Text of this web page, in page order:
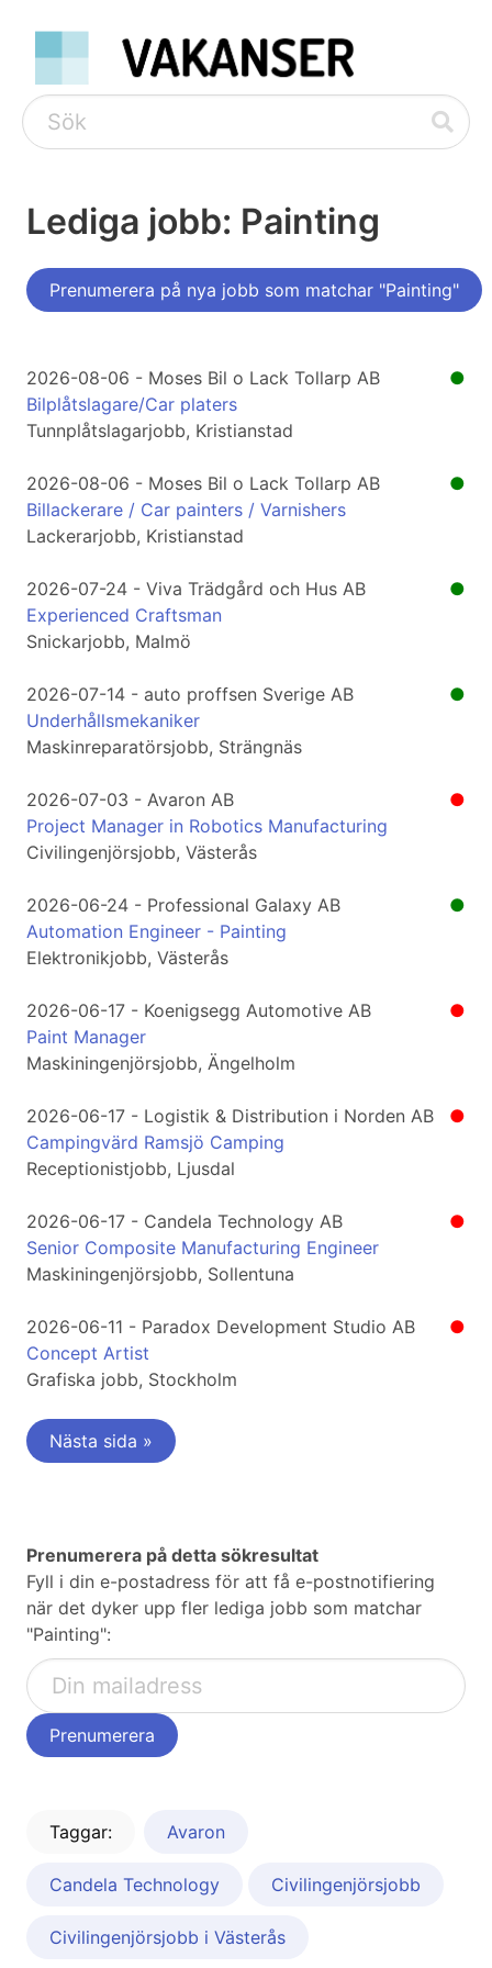
Lediga jobb: Painting
Prenumerera på nya jobb som matchar "Painting"
●
2026-08-06 - Moses Bil o Lack Tollarp AB
Bilplåtslagare/Car platers
Tunnplåtslagarjobb, Kristianstad
●
2026-08-06 - Moses Bil o Lack Tollarp AB
Billackerare / Car painters / Varnishers
Lackerarjobb, Kristianstad
●
2026-07-24 - Viva Trädgård och Hus AB
Experienced Craftsman
Snickarjobb, Malmö
●
2026-07-14 - auto proffsen Sverige AB
Underhållsmekaniker
Maskinreparatörsjobb, Strängnäs
●
2026-07-03 - Avaron AB
Project Manager in Robotics Manufacturing
Civilingenjörsjobb, Västerås
●
2026-06-24 - Professional Galaxy AB
Automation Engineer - Painting
Elektronikjobb, Västerås
●
2026-06-17 - Koenigsegg Automotive AB
Paint Manager
Maskiningenjörsjobb, Ängelholm
●
2026-06-17 - Logistik & Distribution i Norden AB
Campingvärd Ramsjö Camping
Receptionistjobb, Ljusdal
●
2026-06-17 - Candela Technology AB
Senior Composite Manufacturing Engineer
Maskiningenjörsjobb, Sollentuna
●
2026-06-11 - Paradox Development Studio AB
Concept Artist
Grafiska jobb, Stockholm
Nästa sida »
Prenumerera på detta sökresultat
Fyll i din e-postadress för att få e-postnotifiering
när det dyker upp fler lediga jobb som matchar
"Painting":
Taggar: Avaron
Candela Technology Civilingenjörsjobb
Civilingenjörsjobb i Västerås